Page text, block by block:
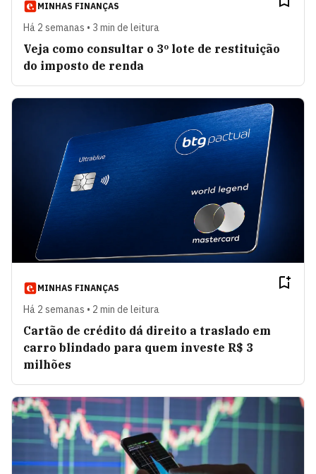
MINHAS FINANÇAS
Há 2 semanas • 3 min de leitura
Veja como consultar o 3º lote de restituição
do imposto de renda
MINHAS FINANÇAS
Há 2 semanas • 2 min de leitura
Cartão de crédito dá direito a traslado em
carro blindado para quem investe R$ 3
milhões